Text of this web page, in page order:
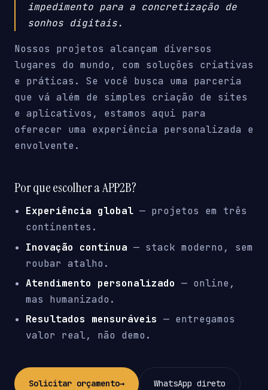
impedimento para a concretização de
sonhos digitais.
Nossos projetos alcançam diversos
lugares do mundo, com soluções criativas
e práticas. Se você busca uma parceria
que vá além de simples criação de sites
e aplicativos, estamos aqui para
oferecer uma experiência personalizada e
envolvente.
Por que escolher a APP2B?
Experiência global — projetos em três
continentes.
Inovação contínua — stack moderno, sem
roubar atalho.
Atendimento personalizado — online,
mas humanizado.
Resultados mensuráveis — entregamos
valor real, não demo.
Solicitar orçamento→ WhatsApp direto